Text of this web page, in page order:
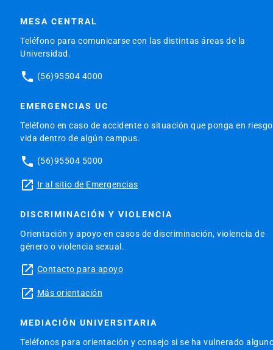
MESA CENTRAL
Teléfono para comunicarse con las distintas áreas de la
Universidad.
phone (56)95504 4000
EMERGENCIAS UC
Teléfono en caso de accidente o situación que ponga en
vida dentro de algún campus.
phone (56)95504 5000
launch Ir al sitio de Emergencias
DISCRIMINACIÓN Y VIOLENCIA
Orientación y apoyo en casos de discriminación, violencia de
género o violencia sexual.
launch Contacto para apoyo
launch Más orientación
MEDIACIÓN UNIVERSITARIA
Teléfonos para orientación y consejo si se ha vulnerado